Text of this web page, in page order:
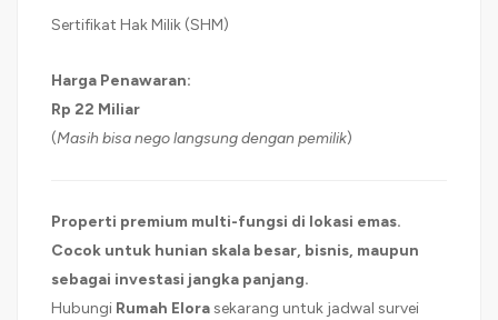
Sertifikat Hak Milik (SHM)
Harga Penawaran:
Rp 22 Miliar
(Masih bisa nego langsung dengan pemilik)
Properti premium multi-fungsi di lokasi emas.
Cocok untuk hunian skala besar, bisnis, maupun
sebagai investasi jangka panjang.
Hubungi Rumah Elorasekarang untuk jadwal survei